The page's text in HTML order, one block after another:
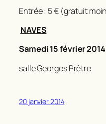
Entrée : 5 € (gratuit
NAVES
Samedi 15 février 2014
salle Georges Prêtre
20 janvier 2014